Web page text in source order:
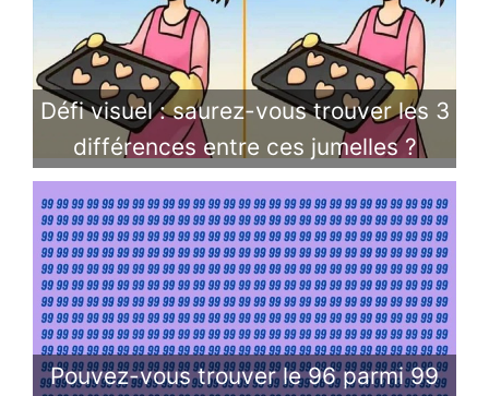
Défi visuel : saurez-vous trouver les 3
différences entre ces jumelles ?
Pouvez-vous trouver le 96 parmi 99